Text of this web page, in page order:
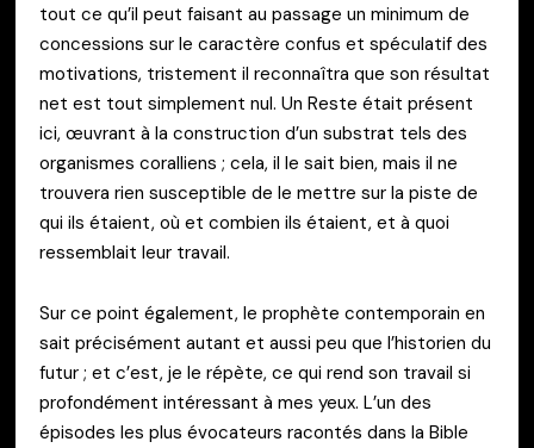
tout ce qu’il peut faisant au passage un minimum de
concessions sur le caractère confus et spéculatif des
motivations, tristement il reconnaîtra que son résultat
net est tout simplement nul. Un Reste était présent
ici, œuvrant à la construction d’un substrat tels des
organismes coralliens ; cela, il le sait bien, mais il ne
trouvera rien susceptible de le mettre sur la piste de
qui ils étaient, où et combien ils étaient, et à quoi
ressemblait leur travail.
Sur ce point également, le prophète contemporain en
sait précisément autant et aussi peu que l’historien du
futur ; et c’est, je le répète, ce qui rend son travail si
profondément intéressant à mes yeux. L’un des
épisodes les plus évocateurs racontés dans la Bible